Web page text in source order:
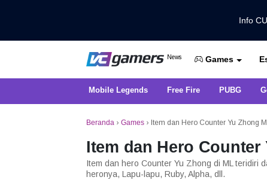
Info
VCGamers News
News
Dapatkan Berita Games Terbaru
Games
Mobile Legends Free Fire PUBG
Beranda › Games › Item dan Hero Counter Yu Zhong
Item dan Hero
Item dan hero Counter Yu Zhong di ML teridiri
heronya, Lapu-lapu, Ruby, Alpha, dll.